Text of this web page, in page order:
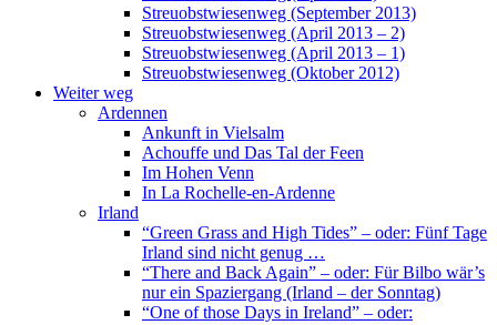
Streuobstwiesenweg (September 2013)
Streuobstwiesenweg (April 2013 – 2)
Streuobstwiesenweg (April 2013 – 1)
Streuobstwiesenweg (Oktober 2012)
Weiter weg
Ardennen
Ankunft in Vielsalm
Achouffe und Das Tal der Feen
Im Hohen Venn
In La Rochelle-en-Ardenne
Irland
“Green Grass and High Tides” – oder: Fünf Tage
Irland sind nicht genug …
“There and Back Again” – oder: Für Bilbo wär’s
nur ein Spaziergang (Irland – der Sonntag)
“One of those Days in Ireland” – oder: